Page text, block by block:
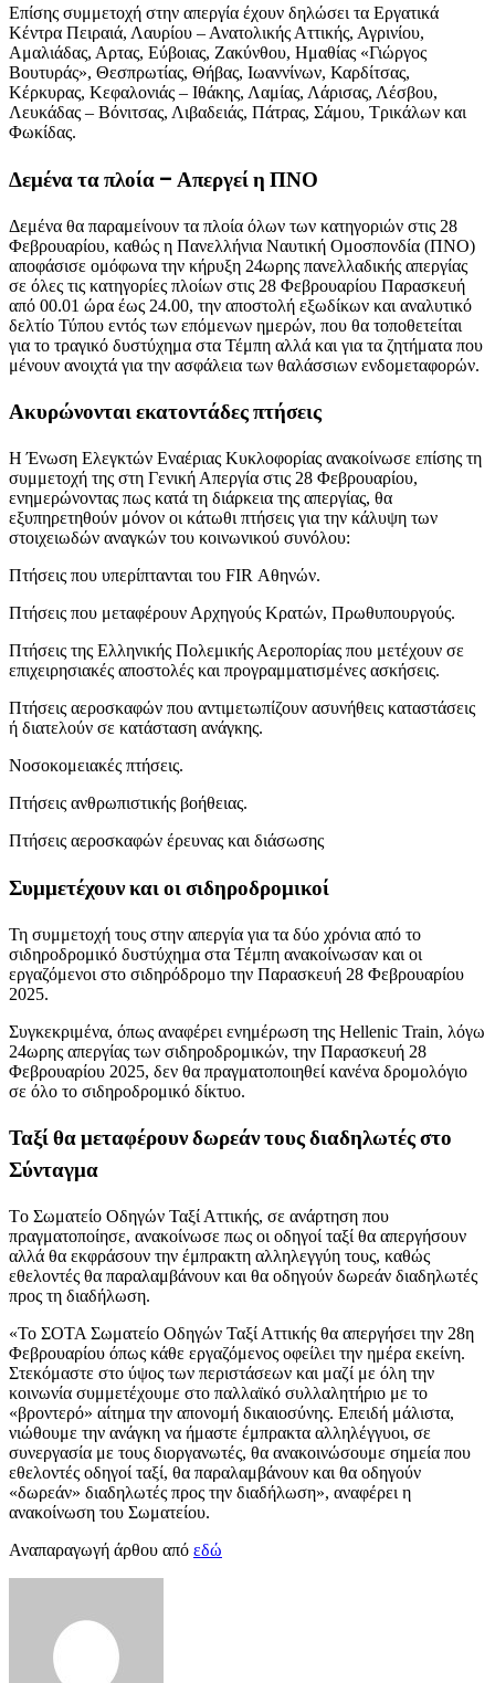
Επίσης συμμετοχή στην απεργία έχουν δηλώσει τα Εργατικά
Κέντρα Πειραιά, Λαυρίου – Ανατολικής Αττικής, Αγρινίου,
Αμαλιάδας, Αρτας, Εύβοιας, Ζακύνθου, Ημαθίας «Γιώργος
Βουτυράς», Θεσπρωτίας, Θήβας, Ιωαννίνων, Καρδίτσας,
Κέρκυρας, Κεφαλονιάς – Ιθάκης, Λαμίας, Λάρισας, Λέσβου,
Λευκάδας – Βόνιτσας, Λιβαδειάς, Πάτρας, Σάμου, Τρικάλων και
Φωκίδας.
Δεμένα τα πλοία – Απεργεί η ΠΝΟ
Δεμένα θα παραμείνουν τα πλοία όλων των κατηγοριών στις 28
Φεβρουαρίου, καθώς η Πανελλήνια Ναυτική Ομοσπονδία (ΠΝΟ)
αποφάσισε ομόφωνα την κήρυξη 24ωρης πανελλαδικής απεργίας
σε όλες τις κατηγορίες πλοίων στις 28 Φεβρουαρίου Παρασκευή
από 00.01 ώρα έως 24.00, την αποστολή εξωδίκων και αναλυτικό
δελτίο Τύπου εντός των επόμενων ημερών, που θα τοποθετείται
για το τραγικό δυστύχημα στα Τέμπη αλλά και για τα ζητήματα που
μένουν ανοιχτά για την ασφάλεια των θαλάσσιων ενδομεταφορών.
Ακυρώνονται εκατοντάδες πτήσεις
Η Ένωση Ελεγκτών Εναέριας Κυκλοφορίας ανακοίνωσε επίσης τη
συμμετοχή της στη Γενική Απεργία στις 28 Φεβρουαρίου,
ενημερώνοντας πως κατά τη διάρκεια της απεργίας, θα
εξυπηρετηθούν μόνον οι κάτωθι πτήσεις για την κάλυψη των
στοιχειωδών αναγκών του κοινωνικού συνόλου:
Πτήσεις που υπερίπτανται του FIR Αθηνών.
Πτήσεις που μεταφέρουν Αρχηγούς Κρατών, Πρωθυπουργούς.
Πτήσεις της Ελληνικής Πολεμικής Αεροπορίας που μετέχουν σε
επιχειρησιακές αποστολές και προγραμματισμένες ασκήσεις.
Πτήσεις αεροσκαφών που αντιμετωπίζουν ασυνήθεις καταστάσεις
ή διατελούν σε κατάσταση ανάγκης.
Νοσοκομειακές πτήσεις.
Πτήσεις ανθρωπιστικής βοήθειας.
Πτήσεις αεροσκαφών έρευνας και διάσωσης
Συμμετέχουν και οι σιδηροδρομικοί
Τη συμμετοχή τους στην απεργία για τα δύο χρόνια από το
σιδηροδρομικό δυστύχημα στα Τέμπη ανακοίνωσαν και οι
εργαζόμενοι στο σιδηρόδρομο την Παρασκευή 28 Φεβρουαρίου
2025.
Συγκεκριμένα, όπως αναφέρει ενημέρωση της Hellenic Train, λόγω
24ωρης απεργίας των σιδηροδρομικών, την Παρασκευή 28
Φεβρουαρίου 2025, δεν θα πραγματοποιηθεί κανένα δρομολόγιο
σε όλο το σιδηροδρομικό δίκτυο.
Ταξί θα μεταφέρουν δωρεάν τους διαδηλωτές στο
Σύνταγμα
Tο Σωματείο Οδηγών Ταξί Αττικής, σε ανάρτηση που
πραγματοποίησε, ανακοίνωσε πως οι οδηγοί ταξί θα απεργήσουν
αλλά θα εκφράσουν την έμπρακτη αλληλεγγύη τους, καθώς
εθελοντές θα παραλαμβάνουν και θα οδηγούν δωρεάν διαδηλωτές
προς τη διαδήλωση.
«Το ΣΟΤΑ Σωματείο Οδηγών Ταξί Αττικής θα απεργήσει την 28η
Φεβρουαρίου όπως κάθε εργαζόμενος οφείλει την ημέρα εκείνη.
Στεκόμαστε στο ύψος των περιστάσεων και μαζί με όλη την
κοινωνία συμμετέχουμε στο παλλαϊκό συλλαλητήριο με το
«βροντερό» αίτημα την απονομή δικαιοσύνης. Επειδή μάλιστα,
νιώθουμε την ανάγκη να ήμαστε έμπρακτα αλληλέγγυοι, σε
συνεργασία με τους διοργανωτές, θα ανακοινώσουμε σημεία που
εθελοντές οδηγοί ταξί, θα παραλαμβάνουν και θα οδηγούν
«δωρεάν» διαδηλωτές προς την διαδήλωση», αναφέρει η
ανακοίνωση του Σωματείου.
Αναπαραγωγή άρθου από εδώ